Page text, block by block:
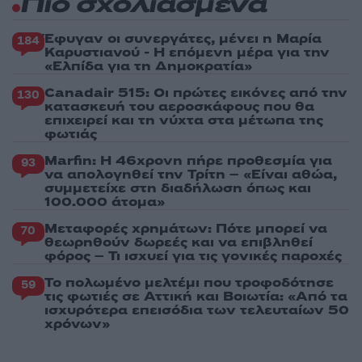
Πιο σχολιασμένα
184 Έφυγαν οι συνεργάτες, μένει η Μαρία
Καρυστιανού - Η επόμενη μέρα για την
«Ελπίδα για τη Δημοκρατία»
130 Canadair 515: Οι πρώτες εικόνες από την
κατασκευή του αεροσκάφους που θα
επιχειρεί και τη νύχτα στα μέτωπα της
φωτιάς
93 Marfin: Η 46χρονη πήρε προθεσμία για
να απολογηθεί την Τρίτη – «Είναι αθώα,
συμμετείχε στη διαδήλωση όπως και
100.000 άτομα»
70 Μεταφορές χρημάτων: Πότε μπορεί να
θεωρηθούν δωρεές και να επιβληθεί
φόρος – Τι ισχυεί για τις γονικές παροχές
59 Το πολωμένο μελτέμι που τροφοδότησε
τις φωτιές σε Αττική και Βοιωτία: «Από τα
ισχυρότερα επεισόδια των τελευταίων 50
χρόνων»